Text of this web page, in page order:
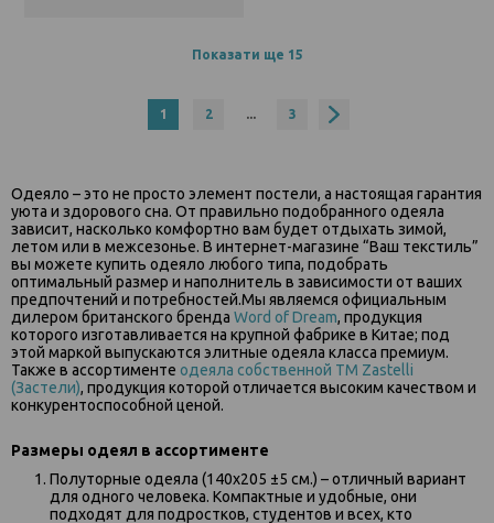
1 2 ... 3
Показати ще 15
Одеяло – это не просто элемент постели, а настоящая гарантия
уюта и здорового сна. От правильно подобранного одеяла
зависит, насколько комфортно вам будет отдыхать зимой,
летом или в межсезонье. В интернет-магазине “Ваш текстиль”
вы можете купить одеяло любого типа, подобрать
оптимальный размер и наполнитель в зависимости от ваших
предпочтений и потребностей.Мы являемся официальным
дилером британского бренда Word of Dream, продукция
которого изготавливается на крупной фабрике в Китае; под
этой маркой выпускаются элитные одеяла класса премиум.
Также в ассортименте одеяла собственной ТМ Zastelli
(Застели), продукция которой отличается высоким качеством и
конкурентоспособной ценой.
Размеры одеял в ассортименте
Полуторные одеяла (140х205 ±5 см.) – отличный вариант
для одного человека. Компактные и удобные, они
подходят для подростков, студентов и всех, кто